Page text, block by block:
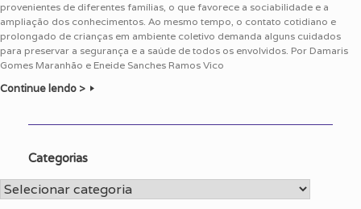
provenientes de diferentes famílias, o que favorece a sociabilidade e a
ampliação dos conhecimentos. Ao mesmo tempo, o contato cotidiano e
prolongado de crianças em ambiente coletivo demanda alguns cuidados
para preservar a segurança e a saúde de todos os envolvidos. Por Damaris
Gomes Maranhão e Eneide Sanches Ramos Vico
Continue lendo >
Categorias
Categorias